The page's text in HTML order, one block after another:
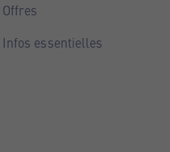
Offres
Infos essentielles